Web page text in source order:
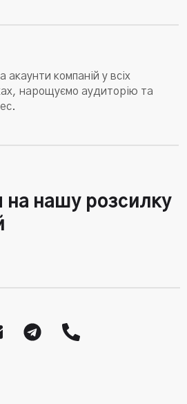
акаунти компаній у всіх
нарощуємо аудиторію та
на нашу розсилку